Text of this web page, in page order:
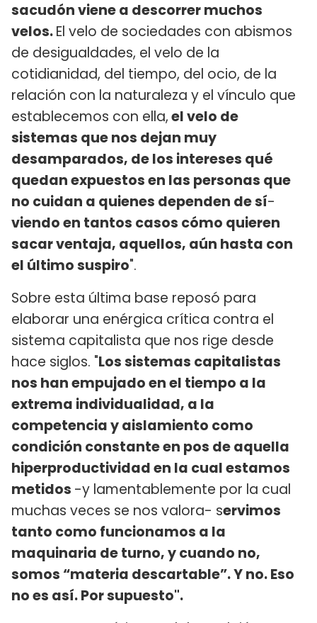
sacudón viene a descorrer muchos
velos.El velo de sociedades con abismos
de desigualdades, el velo de la
cotidianidad, del tiempo, del ocio, de la
relación con la naturaleza y el vínculo que
establecemos con ella,el velo de
sistemas que nos dejan muy
desamparados, de los intereses qué
quedan expuestos en las personas que
no cuidan a quienes dependen de sí-
viendo en tantos casos cómo quieren
sacar ventaja, aquellos, aún hasta con
el último suspiro".
Sobre esta última base reposó para
elaborar una enérgica crítica contra el
sistema capitalista que nos rige desde
hace siglos. "Los sistemas capitalistas
nos han empujado en el tiempo a la
extrema individualidad, a la
competencia y aislamiento como
condición constante en pos de aquella
hiperproductividad en la cual estamos
metidos -y lamentablemente por la cual
muchas veces se nos valora- servimos
tanto como funcionamos a la
maquinaria de turno, y cuando no,
somos “materia descartable”. Y no. Eso
no es así. Por supuesto".